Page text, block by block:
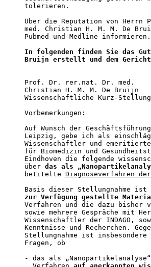
tolerieren.
Über die Reputation von
med. Christian H. M. M. De
Pubmed und Medline informieren.
In folgenden finden Sie das
Bruijn erstellt und dem
Prof. Dr. rer.nat. Dr. med.
Christian H. M. M. De Bruijn
Wissenschaftliche Kurz-
Vorbemerkungen:
Auf Wunsch der Geschäftsführung
Leipzig, gebe ich als
Wissenschaftler und
für Biomedizin und
Eindhoven die folgende
über das als
betitelte Diagnoseverfahren der
Basis dieser Stellungnahme ist
zur Verfügung gestellte
Verfahren und die dazu bisher
sowie mehrere Gespräche mit
Wissenschaftler der INDAGO,
Kenntnisse und Recherchen.
Stellungnahme ist
Fragen, ob
- das als